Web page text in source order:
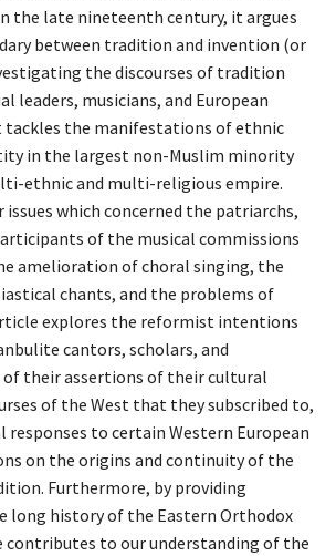
the late nineteenth century, it argues
between tradition and invention (or
the discourses of tradition
leaders, musicians, and European
tackles the manifestations of ethnic
in the largest non-Muslim minority
ethnic and multi-religious empire.
which concerned the patriarchs,
of the musical commissions
amelioration of choral singing, the
chants, and the problems of
explores the reformist intentions
cantors, scholars, and
of their assertions of their cultural
of the West that they subscribed to,
responses to certain Western European
on the origins and continuity of the
Furthermore, by providing
long history of the Eastern Orthodox
contributes to our understanding of the